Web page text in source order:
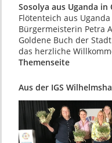
Sosolya aus Uganda in
Flötenteich aus
Bürgermeisterin Petra
Goldene Buch der
das herzliche
Themenseite
Aus der IGS